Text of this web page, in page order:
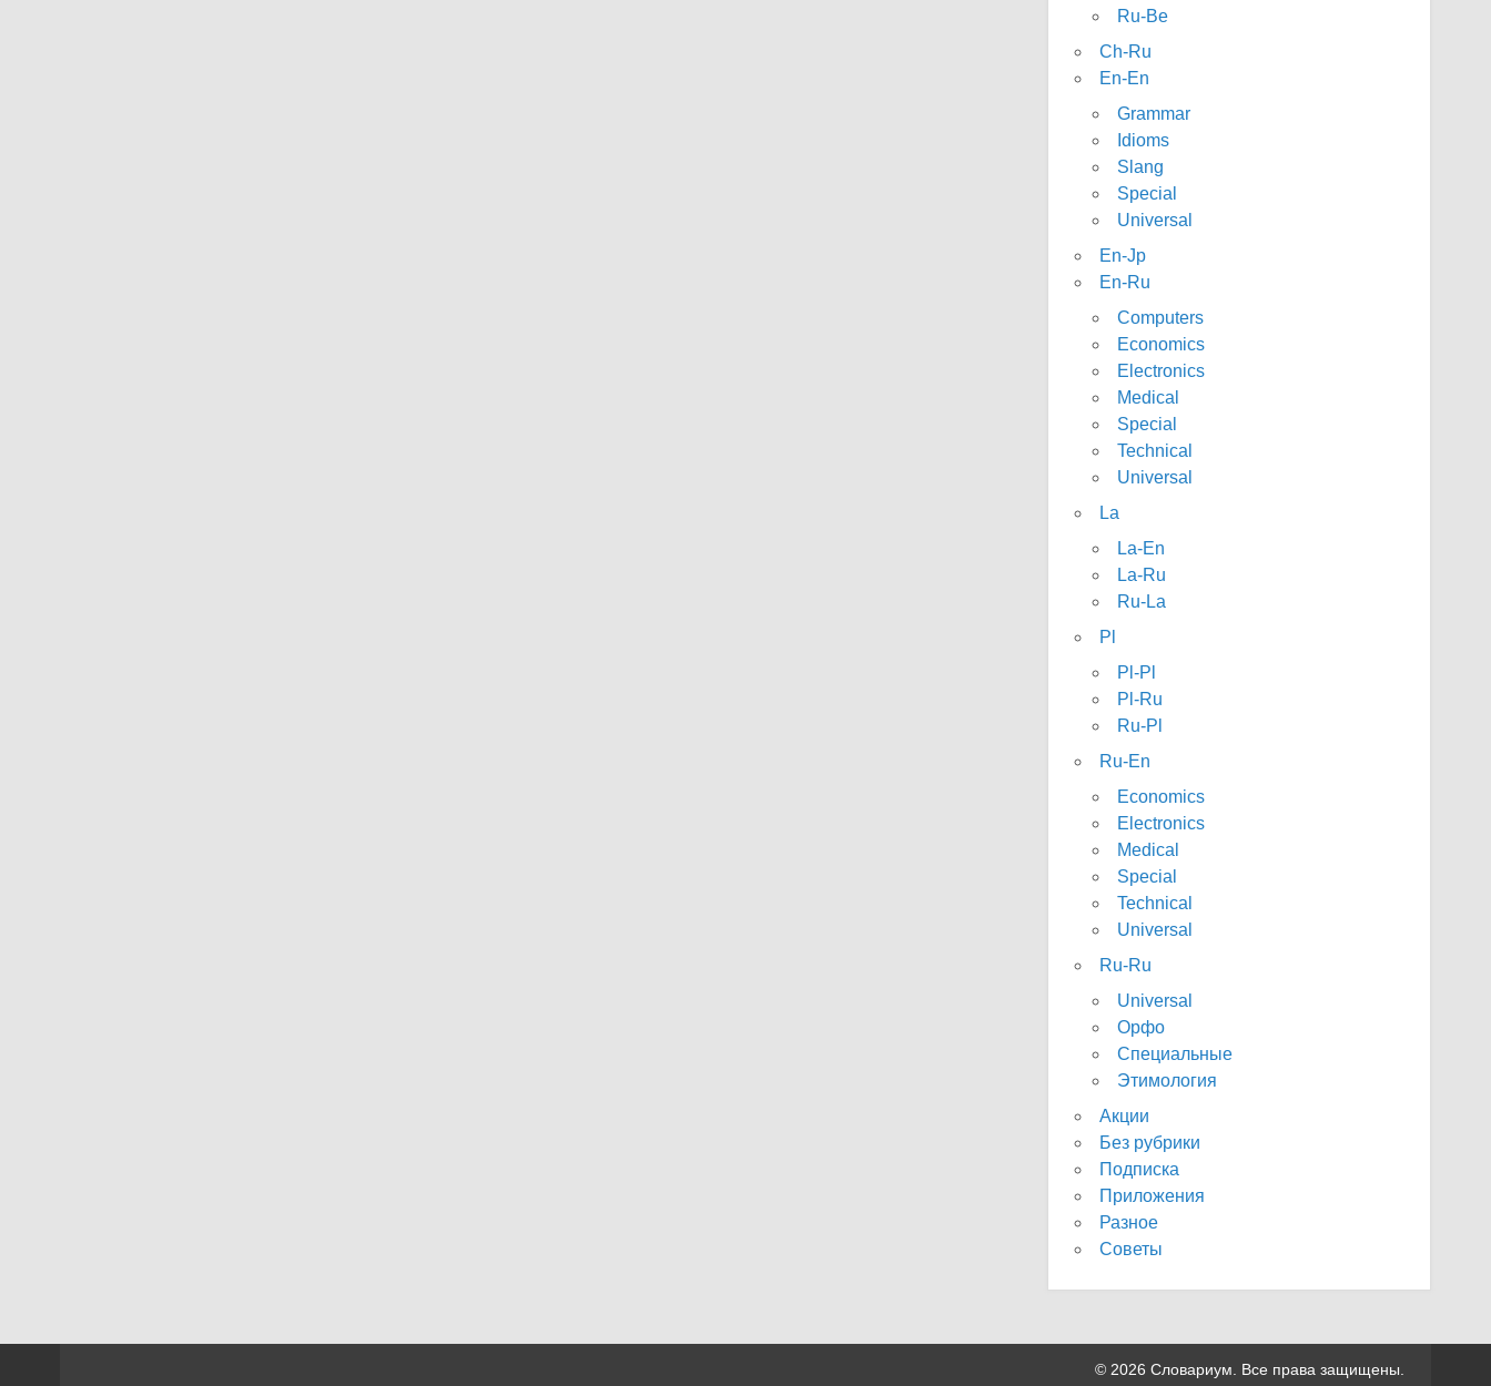
Ru-Be
Ch-Ru
En-En
Grammar
Idioms
Slang
Special
Universal
En-Jp
En-Ru
Computers
Economics
Electronics
Medical
Special
Technical
Universal
La
La-En
La-Ru
Ru-La
Pl
Pl-Pl
Pl-Ru
Ru-Pl
Ru-En
Economics
Electronics
Medical
Special
Technical
Universal
Ru-Ru
Universal
Орфо
Специальные
Этимология
Акции
Без рубрики
Подписка
Приложения
Разное
Советы
© 2026 Словариум. Все права защищены.